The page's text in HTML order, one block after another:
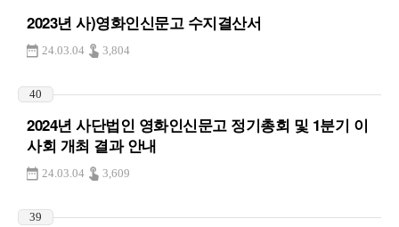
2023년 사)영화인신문고 수지결산서
24.03.04 3,804
40
2024년 사단법인 영화인신문고 정기총회 및 1분기 이
사회 개최 결과 안내
24.03.04 3,609
39